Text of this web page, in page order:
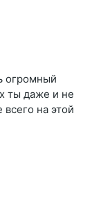
огромный
ты даже и не
на этой